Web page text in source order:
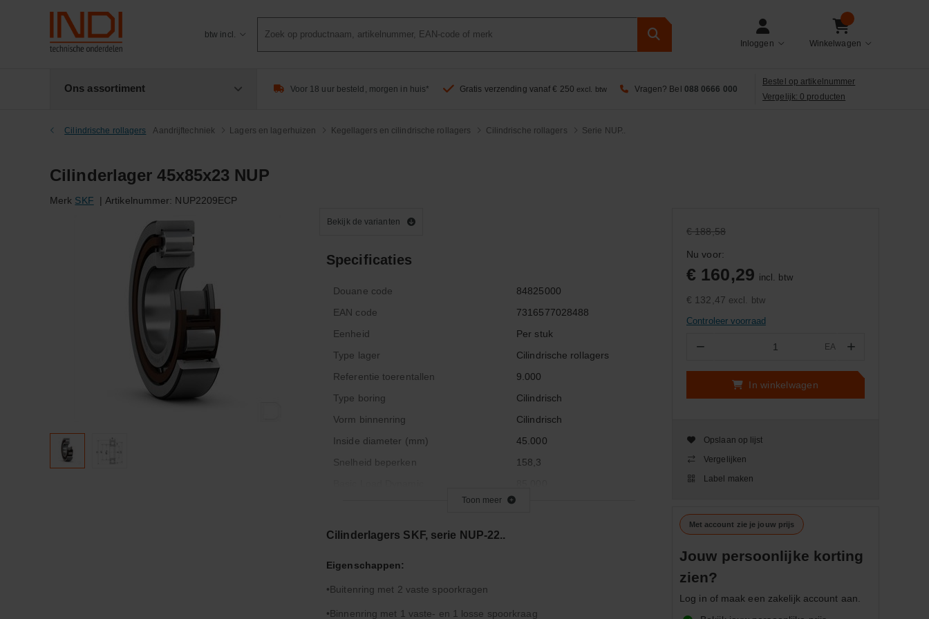
btw incl.
zoeken
Inloggen Winkelwagen
Ons assortiment Voor 18 uur besteld, morgen in huis* Gratis verzending vanaf € 250 excl. btw Vragen? Bel 088 0666 000
Bestel op artikelnummer
Vergelijk: 0 producten
Cilindrische rollagers Aandrijftechniek Lagers en lagerhuizen Kegellagers en cilindrische rollagers Cilindrische rollagers Serie NUP..
Cilinderlager 45x85x23 NUP
Merk SKF | Artikelnummer: NUP2209ECP
Bekijk de varianten
Specificaties
Douane code
84825000
EAN code
7316577028488
Eenheid
Per stuk
Type lager
Cilindrische rollagers
Referentie toerentallen
9.000
Type boring
Cilindrisch
Vorm binnenring
Cilindrisch
Inside diameter (mm)
45.000
Snelheid beperken
158,3
Origineel nummer
Outside diameter (mm)
Code interne radiale speling
CN
Toon meer
Cilinderlagers SKF, serie NUP-22..
Eigenschappen:
Buitenring met 2 vaste spoorkragen
Binnenring met 1 vaste- en 1 losse spoorkraag
€ 188,58
Nu voor:
€ 160,29 incl. btw
€ 132,47 excl. btw
Controleer voorraad
− EA +
In winkelwagen
Opslaan op lijst
Vergelijken
Label maken
Met account zie je jouw prijs
Jouw persoonlijke korting
zien?
Log in of maak een zakelijk account aan.